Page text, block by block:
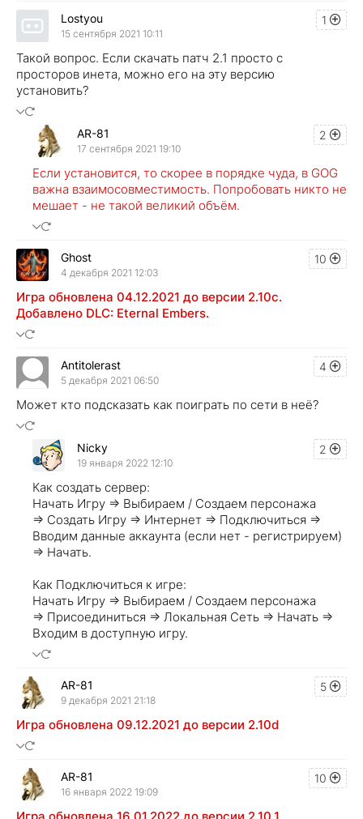
1
Lostyou
15 сентября 2021 10:11
Такой вопрос. Если скачать патч 2.1 просто с
просторов инета, можно его на эту версию
установить?
2
AR-81
17 сентября 2021 19:10
Если установится, то скорее в порядке чуда, в GOG
важна взаимосовместимость. Попробовать никто не
мешает - не такой великий объём.
10
Ghost
4 декабря 2021 12:03
Игра обновлена 04.12.2021 до версии 2.10c.
Добавлено DLC: Eternal Embers.
4
Antitolerast
5 декабря 2021 06:50
Может кто подсказать как поиграть по сети в неё?
2
Nicky
19 января 2022 12:10
Как создать сервер:
Начать Игру => Выбираем / Создаем персонажа
=> Создать Игру => Интернет => Подключиться =>
Вводим данные аккаунта (если нет - регистрируем)
=> Начать.
Как Подключиться к игре:
Начать Игру => Выбираем / Создаем персонажа
=> Присоединиться => Локальная Сеть => Начать =>
Входим в доступную игру.
5
AR-81
9 декабря 2021 21:18
Игра обновлена 09.12.2021 до версии 2.10d
10
AR-81
16 января 2022 19:09